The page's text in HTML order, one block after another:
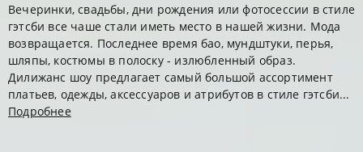
Вечеринки, свадьбы, дни рождения или фотосессии в стиле
гэтсби все чаше стали иметь место в нашей жизни. Мода
возвращается. Последнее время бао, мундштуки, перья,
шляпы, костюмы в полоску - излюбленный образ.
Дилижанс шоу предлагает самый большой ассортимент
платьев, одежды, аксессуаров и атрибутов в стиле гэтсби...
Подробнее